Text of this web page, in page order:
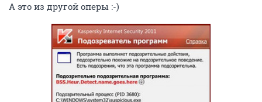
А это из другой оперы :-)